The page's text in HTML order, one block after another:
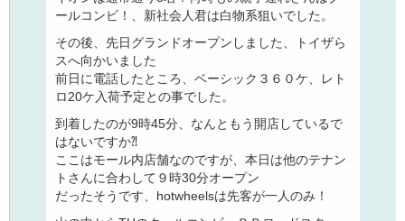
ールコンビ！、新社会人君は白物系狙いでした。
その後、先日グランドオープンしました、トイザら
スへ向かいました
前日に電話したところ、ベーシック３６０ケ、レト
ロ20ケ入荷予定との事でした。
到着したのが9時45分、なんともう開店しているで
はないですか⁈
ここはモール内店舗なのですが、本日は他のテナン
トさんに合わして９時30分オープン
だったそうです、hotwheelsは先客が一人のみ！